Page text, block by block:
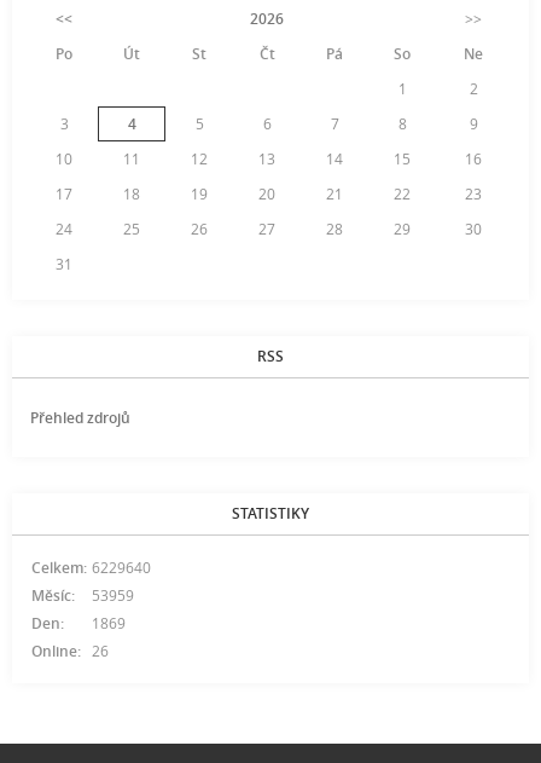
<<
2026
>>
Po
Út St Čt Pá So
Ne
1
2
3
4 5 6 7 8
9
10
11 12 13 14 15
16
17
18 19 20 21 22
23
24
25 26 27 28 29
30
31
RSS
Přehled zdrojů
STATISTIKY
Online: 26
Celkem: 6229640
Měsíc:
53959
Den:
1869